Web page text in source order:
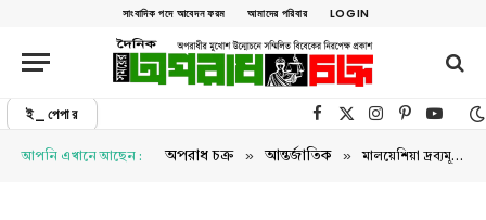
সাংবাদিক পদে আবেদন ফরম আমাদের পরিবার LOGIN
ই_পেপার Facebook
X (Twitter)Instagram
Pinterest
আপনি এখানে আছেন : অপরাধ চক্র » আন্তর্জাতিক » মালয়েশিয়া দ্রব্যমূল্য বৃদ্ধির প্রতিবাদে প্রধানমন্ত্রীর পদত্যাগের দাবিতে উত্তাল কুয়ালালামপুর